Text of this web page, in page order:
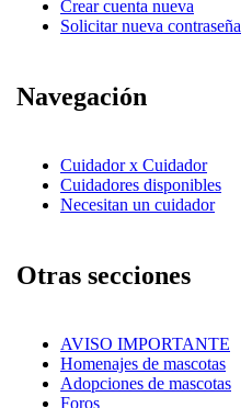
Crear cuenta nueva
Solicitar nueva contraseña
Navegación
Cuidador x Cuidador
Cuidadores disponibles
Necesitan un cuidador
Otras secciones
AVISO IMPORTANTE
Homenajes de mascotas
Adopciones de mascotas
Foros